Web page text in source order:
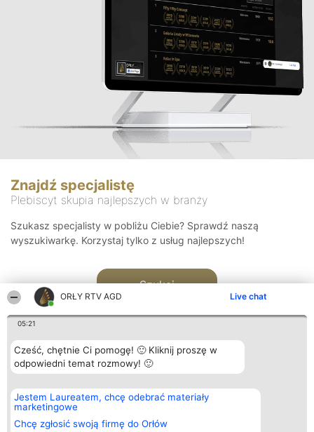
ORŁY RTV AGD Live chat
05:21
Cześć, chętnie Ci pomogę! 🙂 Kliknij proszę w
odpowiedni temat rozmowy! 🙂
Jestem Laureatem, chcę odebrać materiały
marketingowe
Chcę zgłosić swoją firmę do Orłów
Znajdź specjalistę
Plebiscyt skupia najlepszych w branży
Szukasz specjalisty w pobliżu Ciebie? Sprawdź naszą
wyszukiwarkę. Korzystaj tylko z usług najlepszych!
Szukaj
Organizator plebiscytu
Bright Side Solutions sp. z o.
o. sp. k.
ul. Ruska 22
Wrocław 50-079
Plebiscyt
Laureaci
wszystkich
Laureatów
Kontakt
Kontakt